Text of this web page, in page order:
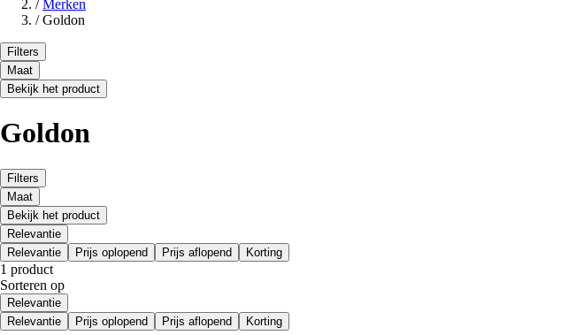
/ Merken
/ Goldon
Filters
Maat
Bekijk het product
Goldon
Filters
Maat
Bekijk het product
Relevantie
Relevantie
Prijs oplopend Prijs aflopend Korting
1 product
Sorteren op
Relevantie
Relevantie
Prijs oplopend Prijs aflopend Korting